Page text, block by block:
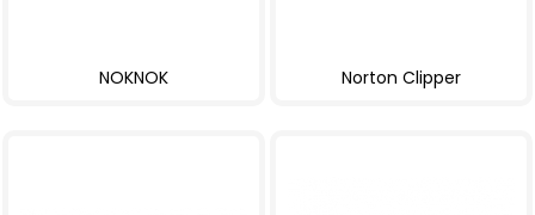
NOKNOK Norton Clipper